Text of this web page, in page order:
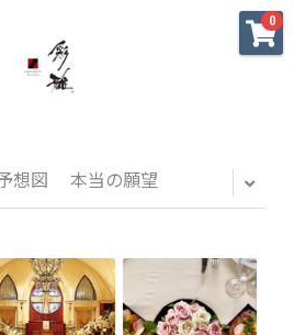
0
し
想図 本当の願望
×
アカテゴリー